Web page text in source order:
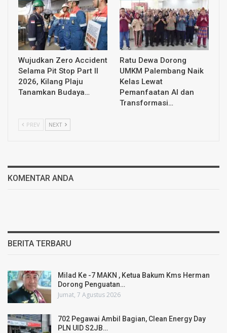
Wujudkan Zero Accident
Selama Pit Stop Part II
2026, Kilang Plaju
Tanamkan Budaya…
Ratu Dewa Dorong
UMKM Palembang Naik
Kelas Lewat
Pemanfaatan AI dan
Transformasi…
PREV NEXT
KOMENTAR ANDA
BERITA TERBARU
Milad Ke -7 MAKN , Ketua Bakum Kms Herman
Dorong Penguatan…
Jumat, 7 Agustus 2026
702 Pegawai Ambil Bagian, Clean Energy Day
PLN UID S2JB…